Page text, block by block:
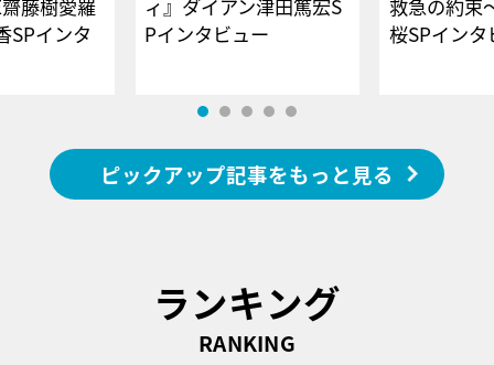
藤樹愛羅
SPインタ
ィ』ダイアン津田篤宏S
Pインタビュー
救急の約束
桜SPイ
ピックアップ記事をもっと見る
ランキング
RANKING